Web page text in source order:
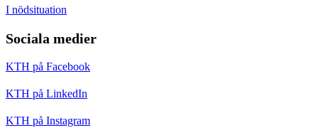
I nödsituation
Sociala medier
KTH på Facebook
KTH på LinkedIn
KTH på Instagram